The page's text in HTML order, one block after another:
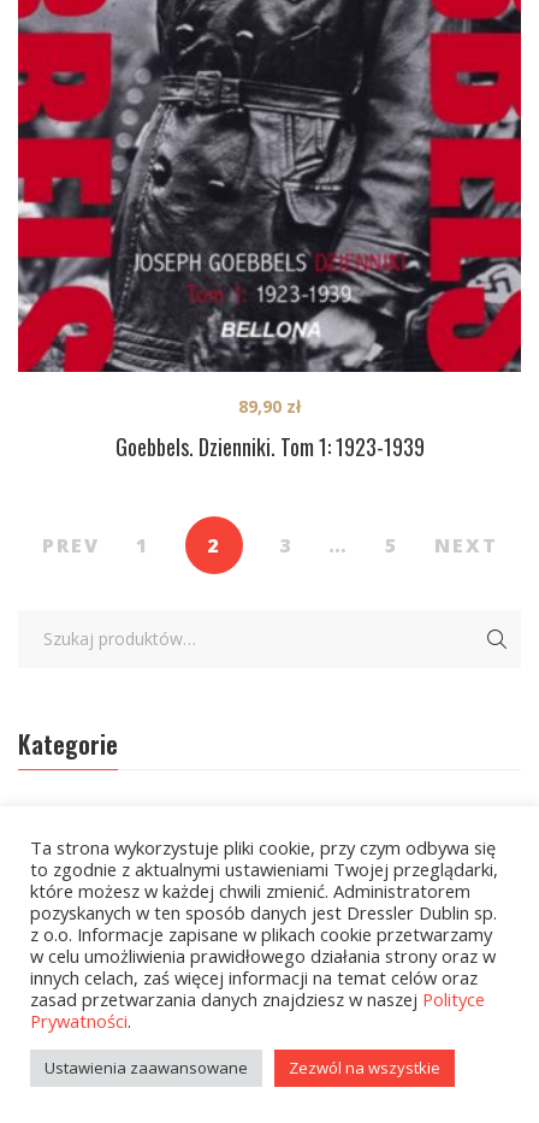
Goebbels. Dzienniki. Tom 1: 1923-1939
89,90 zł
PREV 1 2 3 … 5 NEXT
Kategorie
Kolekcje Biedronka - 16.03.2026
Wielcy Humaniści – 16.03.2026
Kolekcje Biedronka - 13.04.2026
Kolekcje Biedronka
Kolekcje Biedronka - 16.02.2026
Ta strona wykorzystuje pliki cookie, przy czym odbywa się
to zgodnie z aktualnymi ustawieniami Twojej przeglądarki,
które możesz w każdej chwili zmienić. Administratorem
pozyskanych w ten sposób danych jest Dressler Dublin sp.
z o.o. Informacje zapisane w plikach cookie przetwarzamy
w celu umożliwienia prawidłowego działania strony oraz w
innych celach, zaś więcej informacji na temat celów oraz
zasad przetwarzania danych znajdziesz w naszej Polityce
Prywatności.
Ustawienia zaawansowane Zezwól na wszystkie